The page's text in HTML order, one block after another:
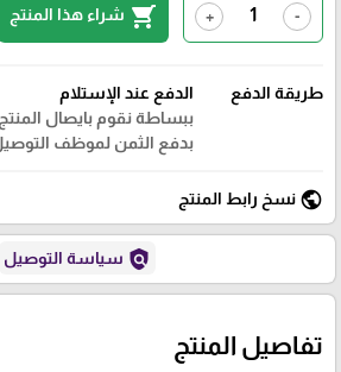
-
+
shopping_cart شراء هذا المنتج
طريقة الدفع
الدفع عند الإستلام
ببساطة نقوم بايصال
بدفع الثمن لموظف
public نسخ رابط المنتج
policy سياسة التوصيل
تفاصيل المنتج